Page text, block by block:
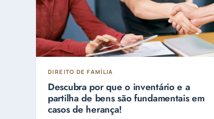
DIREITO DE FAMÍLIA
Descubra por que o inventário e a
partilha de bens são fundamentais em
casos de herança!